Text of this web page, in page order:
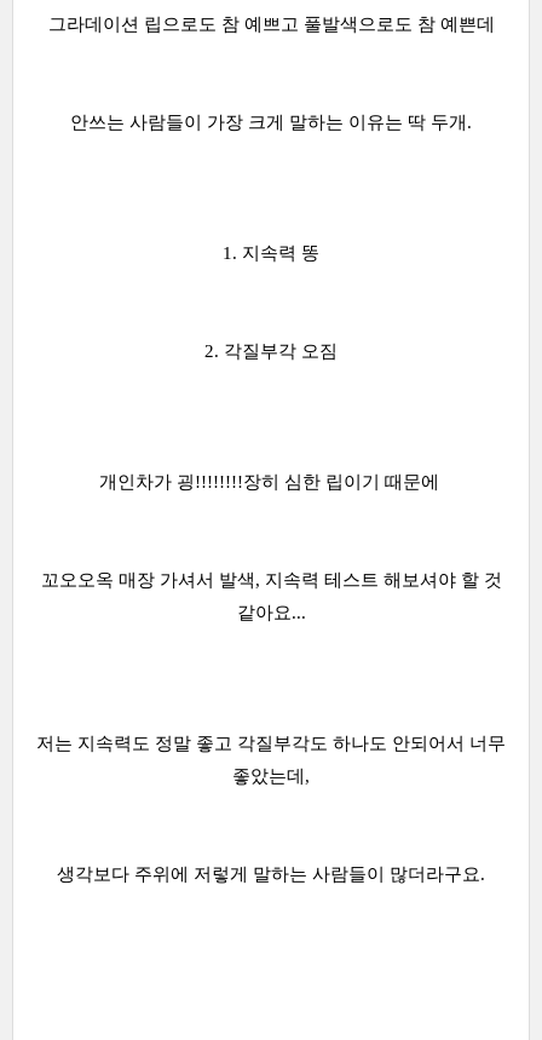
그라데이션 립으로도 참 예쁘고 풀발색으로도 참 예쁜데
안쓰는 사람들이 가장 크게 말하는 이유는 딱 두개.
1. 지속력 똥
2. 각질부각 오짐
개인차가 굉!!!!!!!!장히 심한 립이기 때문에
꼬오오옥 매장 가셔서 발색, 지속력 테스트 해보셔야 할 것
같아요...
저는 지속력도 정말 좋고 각질부각도 하나도 안되어서 너무
좋았는데,
생각보다 주위에 저렇게 말하는 사람들이 많더라구요.